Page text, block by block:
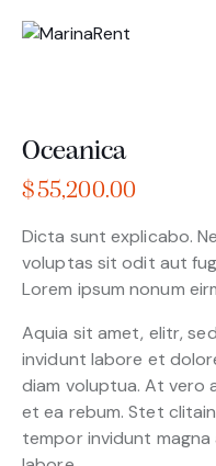
Oceanica
$55,200.00
Dicta sunt explicabo.
voluptas sit odit aut
Lorem ipsum nonum
Aquia sit amet, elitr,
invidunt labore et
diam voluptua. At vero
et ea rebum. Stet
tempor invidunt